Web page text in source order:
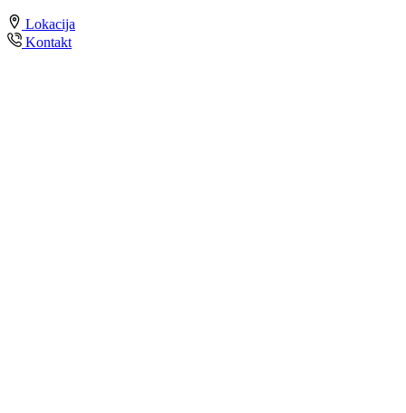
Lokacija
Kontakt